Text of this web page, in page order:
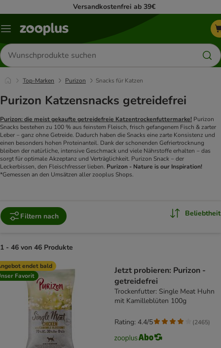
Versandkostenfrei ab 39€
Menü
Produkte
suchen
Top-Marken Purizon Snacks für Katzen
Purizon Katzensnacks getreidefrei
Purizon: die meist gekaufte getreidefreie Katzentrockenfuttermarke! Purizon
Snacks bestehen zu 100 % aus feinstem Fleisch, frisch gefangenem Fisch & zarter
Leber ‒ ganz ohne Getreide. Dadurch haben die Snacks eine zarte Konsistenz und
einen besonders hohen Proteinanteil. Dank der schonenden Gefriertrocknung
bleiben der natürliche, intensive Geschmack und viele Nährstoffe erhalten ‒ das
sorgt für optimale Akzeptanz und Verträglichkeit. Purizon Snack ‒ der
Leckerbissen, den Fleischfresser lieben. Purizon - Nature is our Inspiration!
*Gemessen an den Umsätzen aller zooplus Shops.
Filtern nach Beliebtheit
1 - 46 von 46 Produkte
product items have been changed
endet bald
Favorit
Jetzt probieren: Purizon -
getreidefrei
Trockenfutter: Single Meat Huhn
mit Kamilleblüten 100g
Rating: 4.4/5 (2465)